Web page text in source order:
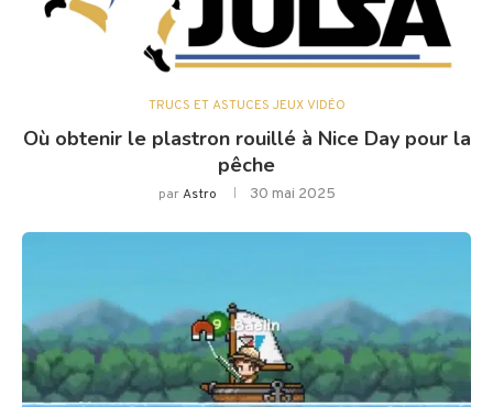
TRUCS ET ASTUCES JEUX VIDÉO
Où obtenir le plastron rouillé à Nice Day pour la
pêche
parAstro 30 mai 2025